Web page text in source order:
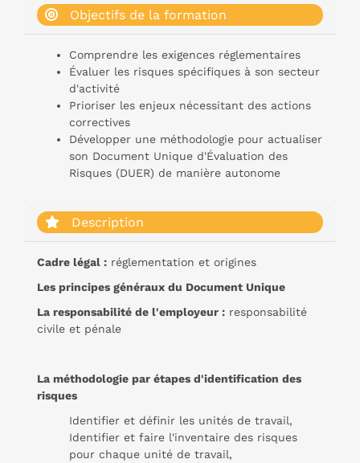
Objectifs de la formation
Comprendre les exigences réglementaires
Évaluer les risques spécifiques à son secteur
d'activité
Prioriser les enjeux nécessitant des actions
correctives
Développer une méthodologie pour actualiser
son Document Unique d'Évaluation des
Risques (DUER) de manière autonome
Description
Cadre légal : réglementation et origines
Les principes généraux du Document Unique
La responsabilité de l'employeur : responsabilité
civile et pénale
La méthodologie par étapes d'identification des
risques
Identifier et définir les unités de travail,
Identifier et faire l'inventaire des risques
pour chaque unité de travail,